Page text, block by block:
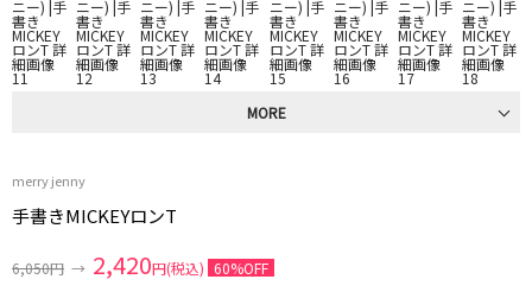
MORE
merry jenny
手書きMICKEYロンT
6,050円 → 2,420円(税込) 60%OFF